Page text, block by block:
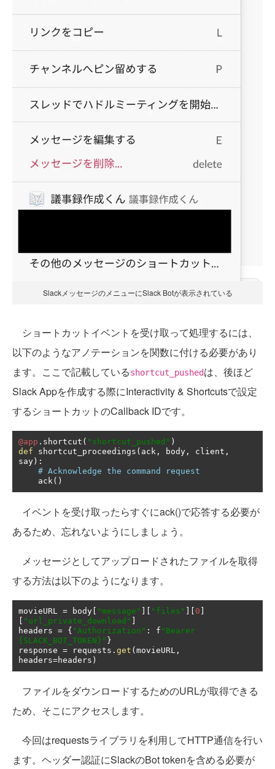
SlackメッセージのメニューにSlack Botが表示されている
ショートカットイベントを受け取って処理するには、
以下のようなアノテーションを関数に付ける必要があり
ます。ここで記載しているshortcut_pushedは、後ほど
Slack Appを作成する際にInteractivity & Shortcutsで設定
するショートカットのCallback IDです。
@app . shortcut ( "shortcut_pushed" )
def shortcut_proceedings ( ack , body , client ,
say ):
# Acknowledge the command request
    ack
()
イベントを受け取ったらすぐにack()で応答する必要が
あるため、忘れないようにしましょう。
メッセージとしてアップロードされたファイルを取得
する方法は以下のようになります。
movieURL = body "message" "files" 0
"url_private_download"
headers = { "Authorization" : f "Bearer
{SLACK_BOT_TOKEN}" }
response = requests . get ( movieURL ,
headers=headers )
ファイルをダウンロードするためのURLが取得できる
ため、そこにアクセスします。
今回はrequestsライブラリを利用してHTTP通信を行い
ます。ヘッダー認証にSlackのBot tokenを含める必要が